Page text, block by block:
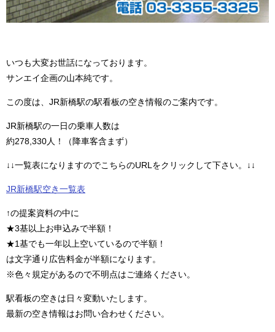
いつも大変お世話になっております。
サンエイ企画の山本純です。
この度は、JR新橋駅の駅看板の空き情報のご案内です。
JR新橋駅の一日の乗車人数は
約278,330人！（降車客含まず）
↓↓一覧表になりますのでこちらのURLをクリックして下さい。↓↓
JR新橋駅空き一覧表
↑の提案資料の中に
★3基以上お申込みで半額！
★1基でも一年以上空いているので半額！
は文字通り広告料金が半額になります。
※色々規定があるので不明点はご連絡ください。
駅看板の空きは日々変動いたします。
最新の空き情報はお問い合わせください。